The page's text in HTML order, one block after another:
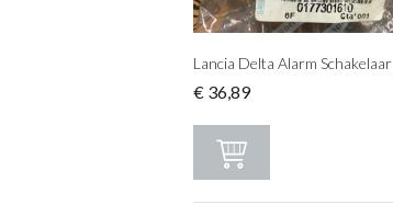
Lancia Delta Alarm Schakelaar
€ 36,89